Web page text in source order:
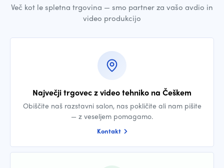
Več kot le spletna trgovina — smo partner za vašo avdio in
video produkcijo
Največji trgovec z video tehniko na Češkem
Obiščite naš razstavni salon, nas pokličite ali nam pišite
— z veseljem pomagamo.
Kontakt